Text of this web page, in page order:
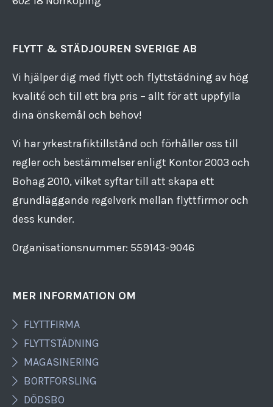
FLYTT & STÄDJOUREN SVERIGE AB
Vi hjälper dig med flytt och flyttstädning av hög
kvalité och till ett bra pris – allt för att uppfylla
dina önskemål och behov!
Vi har yrkestrafiktillstånd och förhåller oss till
regler och bestämmelser enligt Kontor 2003 och
Bohag 2010, vilket syftar till att skapa ett
grundläggande regelverk mellan flyttfirmor och
dess kunder.
Organisationsnummer: 559143​-​9046
MER INFORMATION OM
FLYTTFIRMA
FLYTTSTÄDNING
MAGASINERING
BORTFORSLING
DÖDSBO